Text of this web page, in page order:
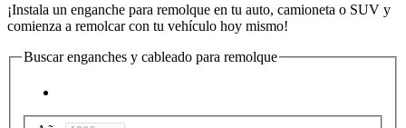
¡Instala un enganche para remolque en tu auto, camioneta o SUV y
comienza a remolcar con tu vehículo hoy mismo!
Buscar enganches y cableado para remolque